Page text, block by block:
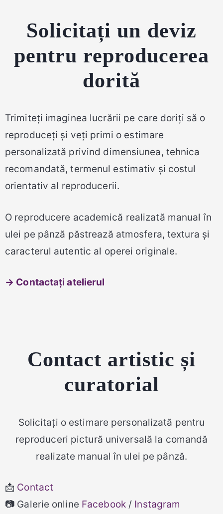
Solicitați un deviz
pentru reproducerea
dorită
Trimiteți imaginea lucrării pe care doriți să o
reproduceți și veți primi o estimare
personalizată privind dimensiunea, tehnica
recomandată, termenul estimativ și costul
orientativ al reproducerii.
O reproducere academică realizată manual în
ulei pe pânză păstrează atmosfera, textura și
caracterul autentic al operei originale.
→ Contactați atelierul
Contact artistic și
curatorial
Solicitați o estimare personalizată pentru
reproduceri pictură universală la comandă
realizate manual în ulei pe pânză.
📩 Contact
📷 Galerie online Facebook/ Instagram